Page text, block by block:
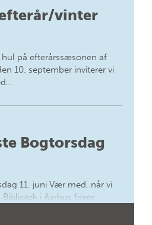
vinter
på efterårssæsonen af
10. september inviterer vi
Bogtorsdag
11. juni Vær med, når vi
i Aarhus fejrer